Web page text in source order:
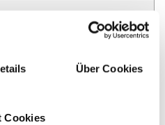
Über Cookies
Cookies